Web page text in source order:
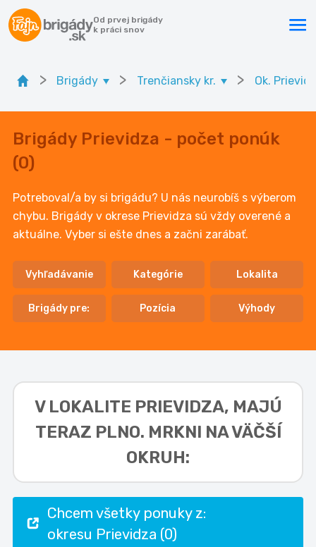
Od prvej brigády
k práci snov
> Brigády > Trenčiansky kr. > Ok.
Brigády Prievidza - počet ponúk
(0)
Potreboval/a by si brigádu? U nás neurobíš s výberom
chybu. Brigády v okrese Prievidza sú vždy overené a
aktuálne. Vyber si ešte dnes a začni zarábať.
Vyhľadávanie Kategórie Lokalita
Brigády pre: Pozícia Výhody
V LOKALITE PRIEVIDZA, MAJÚ
TERAZ PLNO. MRKNI NA VÄČŠÍ
OKRUH:
Chcem všetky ponuky z:
okresu Prievidza (0)